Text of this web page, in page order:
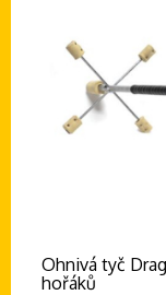
Ohnivá tyč
hořáků